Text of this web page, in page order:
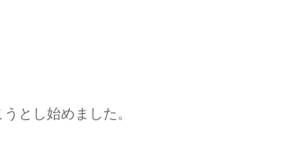
とし始めました。